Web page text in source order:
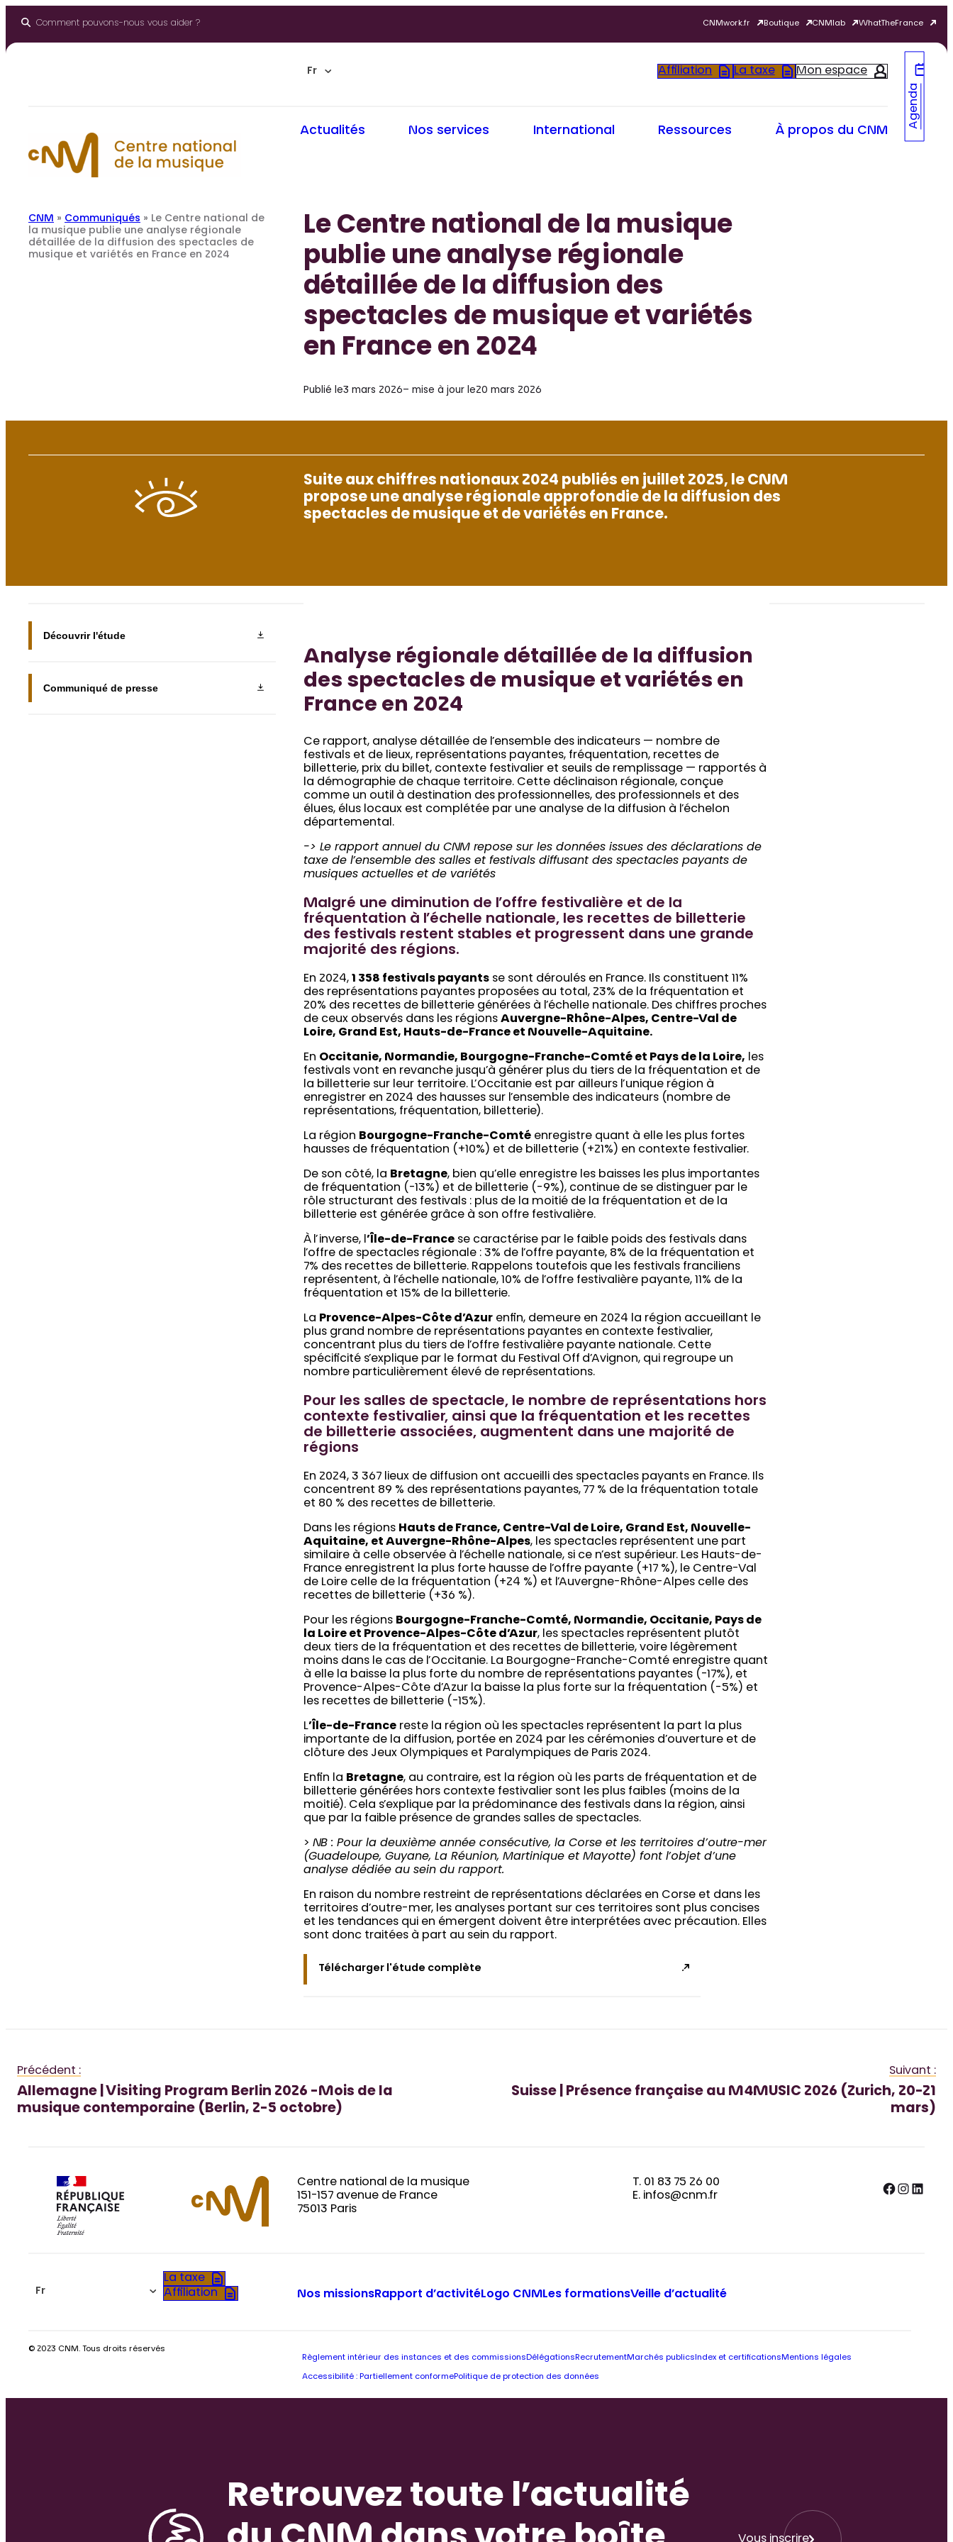
Comment pouvons-nous vous aider ? CNMwork.fr Boutique CNMlab WhatTheFrance
Fr Affiliation La taxe Mon espace
Actualités Nos services International Ressources À propos du CNM
Agenda
CNM » Communiqués » Le Centre national de
la musique publie une analyse régionale
détaillée de la diffusion des spectacles de
musique et variétés en France en 2024
Le Centre national de la musique
publie une analyse régionale
détaillée de la diffusion des
spectacles de musique et variétés
en France en 2024
Publié le3 mars 2026– mise à jour le20 mars 2026
Suite aux chiffres nationaux 2024 publiés en juillet 2025, le CNM
propose une analyse régionale approfondie de la diffusion des
spectacles de musique et de variétés en France.
Découvrir l'étude
Communiqué de presse
Analyse régionale détaillée de la diffusion
des spectacles de musique et variétés en
France en 2024
Ce rapport, analyse détaillée de l’ensemble des indicateurs — nombre de
festivals et de lieux, représentations payantes, fréquentation, recettes de
billetterie, prix du billet, contexte festivalier et seuils de remplissage — rapportés à
la démographie de chaque territoire. Cette déclinaison régionale, conçue
comme un outil à destination des professionnelles, des professionnels et des
élues, élus locaux est complétée par une analyse de la diffusion à l’échelon
départemental.
-> Le rapport annuel du CNM repose sur les données issues des déclarations de
taxe de l’ensemble des salles et festivals diffusant des spectacles payants de
musiques actuelles et de variétés
Malgré une diminution de l’offre festivalière et de la
fréquentation à l’échelle nationale, les recettes de billetterie
des festivals restent stables et progressent dans une grande
majorité des régions.
En 2024,1 358 festivals payants se sont déroulés en France. Ils constituent 11%
des représentations payantes proposées au total, 23% de la fréquentation et
20% des recettes de billetterie générées à l’échelle nationale. Des chiffres proches
de ceux observés dans les régionsAuvergne-Rhône-Alpes, Centre-Val de
Loire, Grand Est, Hauts-de-France et Nouvelle-Aquitaine.
En Occitanie, Normandie, Bourgogne-Franche-Comté et Pays de la Loire, les
festivals vont en revanche jusqu’à générer plus du tiers de la fréquentation et de
la billetterie sur leur territoire. L’Occitanie est par ailleurs l’unique région à
enregistrer en 2024 des hausses sur l’ensemble des indicateurs (nombre de
représentations, fréquentation, billetterie).
La région Bourgogne-Franche-Comté enregistre quant à elle les plus fortes
hausses de fréquentation (+10%) et de billetterie (+21%) en contexte festivalier.
De son côté, la Bretagne, bien qu’elle enregistre les baisses les plus importantes
de fréquentation (-13%) et de billetterie (-9%), continue de se distinguer par le
rôle structurant des festivals : plus de la moitié de la fréquentation et de la
billetterie est générée grâce à son offre festivalière.
À l’inverse, l’Île-de-France se caractérise par le faible poids des festivals dans
l’offre de spectacles régionale : 3% de l’offre payante, 8% de la fréquentation et
7% des recettes de billetterie. Rappelons toutefois que les festivals franciliens
représentent, à l’échelle nationale, 10% de l’offre festivalière payante, 11% de la
fréquentation et 15% de la billetterie.
La Provence-Alpes-Côte d’Azur enfin, demeure en 2024 la région accueillant le
plus grand nombre de représentations payantes en contexte festivalier,
concentrant plus du tiers de l’offre festivalière payante nationale. Cette
spécificité s’explique par le format du Festival Off d’Avignon, qui regroupe un
nombre particulièrement élevé de représentations.
Pour les salles de spectacle, le nombre de représentations hors
contexte festivalier, ainsi que la fréquentation et les recettes
de billetterie associées, augmentent dans une majorité de
régions
En 2024, 3 367 lieux de diffusion ont accueilli des spectacles payants en France. Ils
concentrent 89 % des représentations payantes, 77 % de la fréquentation totale
et 80 % des recettes de billetterie.
Dans les régions Hauts de France, Centre-Val de Loire, Grand Est, Nouvelle-
Aquitaine, et Auvergne-Rhône-Alpes, les spectacles représentent une part
similaire à celle observée à l’échelle nationale, si ce n’est supérieur. Les Hauts-de-
France enregistrent la plus forte hausse de l’offre payante (+17 %), le Centre-Val
de Loire celle de la fréquentation (+24 %) et l’Auvergne-Rhône-Alpes celle des
recettes de billetterie (+36 %).
Pour les régions Bourgogne-Franche-Comté, Normandie, Occitanie, Pays de
la Loire et Provence-Alpes-Côte d’Azur, les spectacles représentent plutôt
deux tiers de la fréquentation et des recettes de billetterie, voire légèrement
moins dans le cas de l’Occitanie. La Bourgogne-Franche-Comté enregistre quant
à elle la baisse la plus forte du nombre de représentations payantes (-17%), et
Provence-Alpes-Côte d’Azur la baisse la plus forte sur la fréquentation (-5%) et
les recettes de billetterie (-15%).
L’Île-de-France reste la région où les spectacles représentent la part la plus
importante de la diffusion, portée en 2024 par les cérémonies d’ouverture et de
clôture des Jeux Olympiques et Paralympiques de Paris 2024.
Enfin la Bretagne, au contraire, est la région où les parts de fréquentation et de
billetterie générées hors contexte festivalier sont les plus faibles (moins de la
moitié). Cela s’explique par la prédominance des festivals dans la région, ainsi
que par la faible présence de grandes salles de spectacles.
>NB : Pour la deuxième année consécutive, la Corse et les territoires d’outre-mer
(Guadeloupe, Guyane, La Réunion, Martinique et Mayotte) font l’objet d’une
analyse dédiée au sein du rapport.
En raison du nombre restreint de représentations déclarées en Corse et dans les
territoires d’outre-mer, les analyses portant sur ces territoires sont plus concises
et les tendances qui en émergent doivent être interprétées avec précaution. Elles
sont donc traitées à part au sein du rapport.
Télécharger l'étude complète
Précédent :
Allemagne | Visiting Program Berlin 2026 -Mois de la
musique contemporaine (Berlin, 2-5 octobre)
Suivant :
Suisse | Présence française au M4MUSIC 2026 (Zurich, 20-21
mars)
Centre national de la musique
151-157 avenue de France
75013 Paris
T. 01 83 75 26 00
E. infos@cnm.fr
Facebook InstagramLinkedIn
Fr
La taxe
Affiliation
Nos missionsRapport d’activitéLogo CNMLes formationsVeille d’actualité
© 2023 CNM. Tous droits réservés
Règlement intérieur des instances et des commissions Délégations RecrutementMarchés publics Index et certifications Mentions légales
Accessibilité : Partiellement conformePolitique de protection des données
Retrouvez toute l’actualité
Vous inscrire